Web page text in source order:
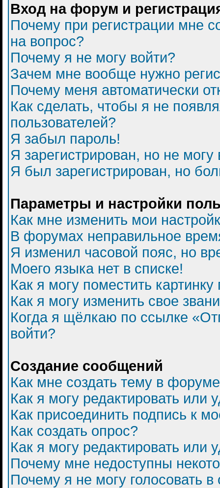
Вход на форум и
Почему при регистрации мне
на вопрос?
Почему я не могу войти?
Зачем мне вообще нужно
Почему меня автоматически
Как сделать, чтобы я не
пользователей?
Я забыл пароль!
Я зарегистрирован, но не могу
Я был зарегистрирован, но
Параметры и настройки
Как мне изменить мои
В форумах неправильное
Я изменил часовой пояс, но
Моего языка нет в списке!
Как я могу поместить
Как я могу изменить свое
Когда я щёлкаю по ссылке
войти?
Создание сообщений
Как мне создать тему в
Как я могу редактировать или
Как присоединить подпись к
Как создать опрос?
Как я могу редактировать или
Почему мне недоступны
Почему я не могу голосовать в